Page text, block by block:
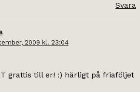
Svara
2009 kl. 23:04
grattis till er! :) härligt på friaföljet